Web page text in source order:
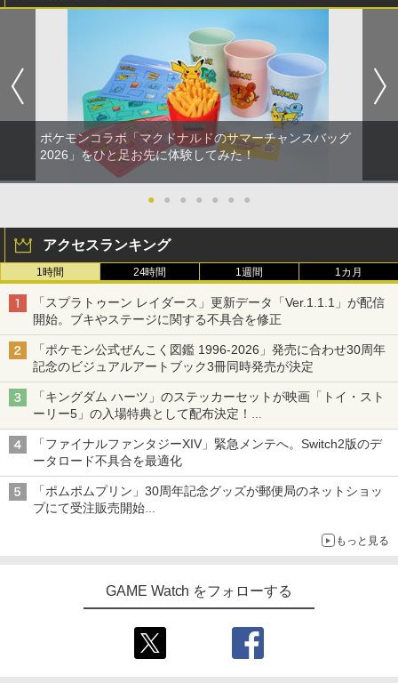
任天堂 【Switch2】ゼルダの伝説 ティア
ーズ オブ ザ キングダム Nintendo Swit
ch 2 Edition [NXS-P-AXN7B NSW2 ゼ
ルダノデンセツ ティア-ズ オブ ザ キン
グダム]
￥7,830
2
【特典】ほの暮しの庭 switch2版(【初
回外付特典】切り取れるクリアカード)
￥8,118
3
ELDEN RING Tarnished Edition Swit
ch2版
￥8,298
4
任天堂 ファイアーエムブレム 万紫千紅
【Switch 2】 BEEPAACSA [BEEPAACS
A]
￥8,970
ホリパッド TURBO for Nintendo Switc
h 2 おすすめ Switch スイッチ コントロ
背面ボタン 充電 スプラレイダース スプ
ラ
エレコム PlayStation Portal リモートプ
レーヤー専用 液晶ガラスフィルム/スー
パーAR/高透明 [GM-P5P23FLGAR]
￥1,680
【8/4-11 当店P5倍!&マラソン!】PS5 縦
防止 放熱改善 簡単取り付け Ps5 Slim/P
s5 Pro/Ps5 対応 プレイステーション5 P
￥1,698
3 【中古】PS5 Demon’s Souls
￥3,103
4
【SALE・大幅値下げ・新品・未開封
品】三國志8 REMAKE PS5 【ポスト投
函】 ※早期購入なし ※セール品のた
め、返品及び製品保証の対象外となりま
す。
ソニー・インタラクティブエンタテイン
メント 【PS5】Marvel’s Spider-Man 2
通常版 [ECJS-00035 PS5 マーベルス
パイダーマン2 ツウジョウ]【MARVELC
orner】
【中古】ニード・フォー・スピード アン
ダーカバー
￥465
【中古】ルイージマンション2
￥468
3 【中古】乙女的恋革命★ラブレボ!!
￥605
【即日出荷】ゲーム用アナログスティッ
クカバー すやすや コリラックマ アロー
ン ALG-NS2CAKKZZ
￥972
【中古】【Blu−ray】輪るピングドラ
ム 1 特典CD・解説書・特集本・ポス
トカード3枚付 / 幾原邦彦【監督】
￥330
【中古】【Blu−ray】輪るピングドラ
トカード3枚付 / 幾原邦彦【監督】
3
【中古】【Blu－ray】輪るピングドラ
ム 3 特典CD・解説書・特集本・ポス
トカード3枚付 / 幾原邦彦【監督】
￥385
4
【中古】【Blu－ray】輪るピングドラ
ム 2 特典CD・解説書・特集本・ポス
トカード3枚付 / 幾原邦彦【監督】
￥660
【中古】【Blu−ray】輪るピングドラ
ム 5 特典CD・解説書・特集本・ポス
￥660
ポケモンコラボ「マクドナルドのサマーチャンスバッグ
2026」をひと足お先に体験してみた！
● ● ● ● ● ● ●
アクセスランキング
1時間 24時間 1週間 1カ月
「スプラトゥーン レイダース」更新データ「Ver.1.1.1」が配信
開始。ブキやステージに関する不具合を修正
「ポケモン公式ぜんこく図鑑 1996-2026」発売に合わせ30周年
記念のビジュアルアートブック3冊同時発売が決定
「キングダム ハーツ」のステッカーセットが映画「トイ・スト
ーリー5」の入場特典として配布決定！
本日8月7日より先着・数量限定で配布
「ファイナルファンタジーXIV」緊急メンテへ。Switch2版のデ
ータロード不具合を最適化
「ポムポムプリン」30周年記念グッズが郵便局のネットショッ
プにて受注販売開始
もっと見る
GAME Watch をフォローする